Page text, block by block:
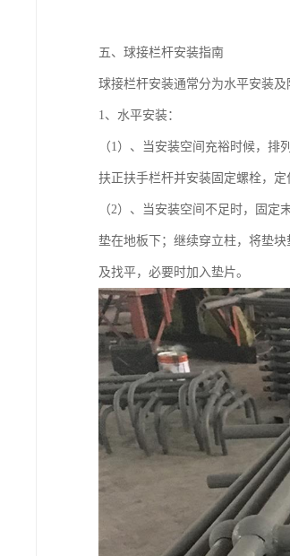
五、球接栏杆安装指南
球接栏杆安装通常分为水平安装及
1、水平安装：
（1）、当安装空间充裕时候，排
扶正扶手栏杆并安装固定螺栓，定
（2）、当安装空间不足时，固
垫在地板下；继续穿立柱，将垫
及找平，必要时加入垫片。